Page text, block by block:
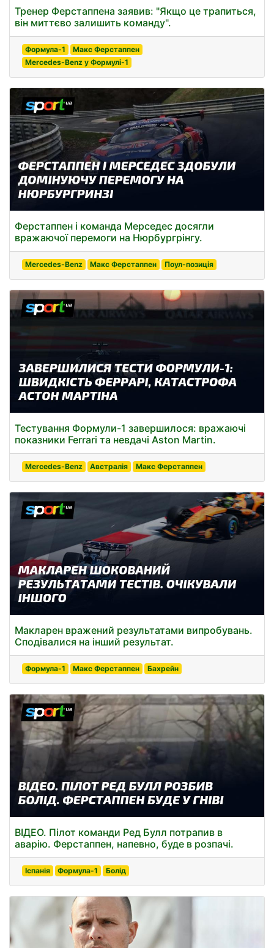
Тренер Ферстаппена заявив: "Якщо це трапиться,
він миттєво залишить команду".
Формула-1
Макс Ферстаппен
Mercedes-Benz у Формулі-1
Ферстаппен і команда Мерседес досягли
вражаючої перемоги на Нюрбургрінгу.
Mercedes-Benz Макс Ферстаппен Поул-позиція
Тестування Формули-1 завершилося: вражаючі
показники Ferrari та невдачі Aston Martin.
Mercedes-Benz Австралія Макс Ферстаппен
Макларен вражений результатами випробувань.
Сподівалися на інший результат.
Формула-1 Макс Ферстаппен Бахрейн
ВІДЕО. Пілот команди Ред Булл потрапив в
аварію. Ферстаппен, напевно, буде в розпачі.
Іспанія Формула-1 Болід